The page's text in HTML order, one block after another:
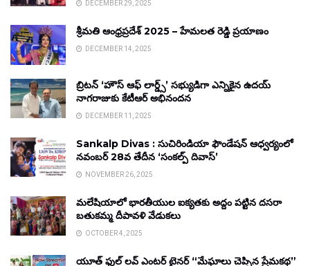
DECEMBER 29, 2025
శ్రీమతి ఆంధ్రప్రదేశ్ 2025 – హేమలత రెడ్డి ప్రయాణం
DECEMBER 14, 2025
బ్రిటన్ ‘హౌస్ ఆఫ్ లార్డ్స్’ సభ్యుడిగా ఎన్నికైన ఉదయ్
నాగరాజుకు కేటీఆర్ అభినందన
DECEMBER 11, 2025
Sankalp Divas : సుచిరిండియా ఫౌండేషన్ ఆధ్వర్యంలో
నవంబర్ 28వ తేదీన ‘సంకల్ప్ దివాస్’
NOVEMBER 26, 2025
మలేషియాలో భారతీయుల ఐక్యతకు అద్దం పట్టిన దసరా
బతుకమ్మ దీపావళి వేడుకలు
OCTOBER 4, 2025
యూత్ ఫుల్ లవ్ ఎంటర్ టైనర్ “మేఘాలు చెప్పిన ప్రేమకథ”